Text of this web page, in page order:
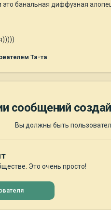
это банальная диффузная
Та-та
сообщений
Вы должны быть
Это очень просто!